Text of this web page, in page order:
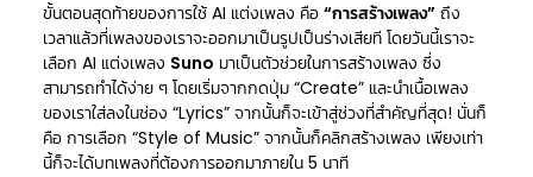
ขั้นตอนสุดท้ายของการใช้ AI แต่งเพลง คือ “การสร้างเพลง” ถึง
เวลาแล้วที่เพลงของเราจะออกมาเป็นรูปเป็นร่างเสียที โดยวันนี้เราจะ
เลือก AI แต่งเพลง Suno มาเป็นตัวช่วยในการสร้างเพลง ซึ่ง
สามารถทำได้ง่าย ๆ โดยเริ่มจากกดปุ่ม “Create” และนำเนื้อเพลง
ของเราใส่ลงในช่อง “Lyrics” จากนั้นก็จะเข้าสู่ช่วงที่สำคัญที่สุด! นั่นก็
คือ การเลือก “Style of Music” จากนั้นก็คลิกสร้างเพลง เพียงเท่า
นี้ก็จะได้บทเพลงที่ต้องการออกมาภายใน 5 นาที